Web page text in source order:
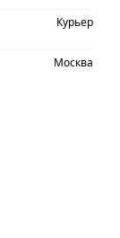
Курьер
Москва